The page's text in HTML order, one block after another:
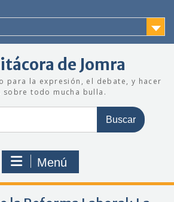
de Jomra
para la expresión, el debate, y hacer
sobre todo mucha bulla.
Menú